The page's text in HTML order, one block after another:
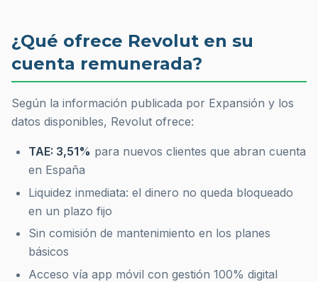
¿Qué ofrece Revolut en su
cuenta remunerada?
Según la información publicada por Expansión y los
datos disponibles, Revolut ofrece:
TAE: 3,51% para nuevos clientes que abran cuenta
en España
Liquidez inmediata: el dinero no queda bloqueado
en un plazo fijo
Sin comisión de mantenimiento en los planes
básicos
Acceso vía app móvil con gestión 100% digital